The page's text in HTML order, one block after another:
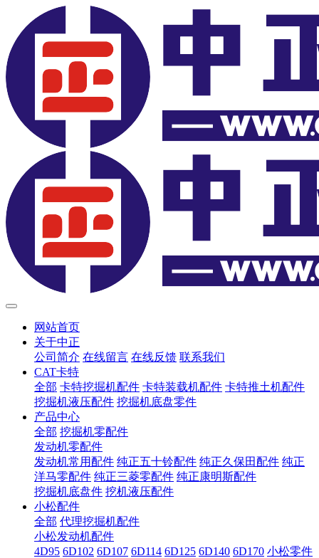
网站首页
关于中正
公司简介 在线留言 在线反馈 联系我们
CAT卡特
全部 卡特挖掘机配件 卡特装载机配件 卡特推土机配件
挖掘机液压配件 挖掘机底盘零件
产品中心
全部 挖掘机零配件
发动机零配件
发动机常用配件 纯正五十铃配件 纯正久保田配件 纯正
洋马零配件 纯正三菱零配件 纯正康明斯配件
挖掘机底盘件 挖机液压配件
小松配件
全部 代理挖掘机配件
小松发动机配件
4D95 6D102 6D107 6D114 6D125 6D140 6D170 小松零件